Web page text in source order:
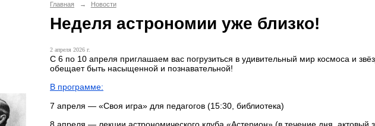
Главная → Новости
Неделя астрономии уже близко!
2 апреля 2026 г.
С 6 по 10 апреля приглашаем вас погрузиться в удивительный мир космоса и
обещает быть насыщенной и познавательной!
В программе:
7 апреля — «Своя игра» для педагогов (15:30, библиотека)